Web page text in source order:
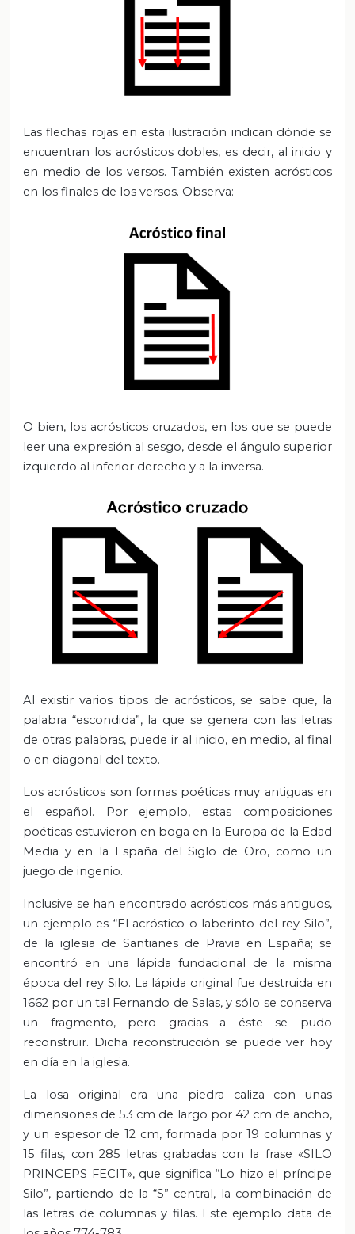
Las flechas rojas en esta ilustración indican dónde se
encuentran los acrósticos dobles, es decir, al inicio y
en medio de los versos. También existen acrósticos
en los finales de los versos. Observa:
O bien, los acrósticos cruzados, en los que se puede
leer una expresión al sesgo, desde el ángulo superior
izquierdo al inferior derecho y a la inversa.
Al existir varios tipos de acrósticos, se sabe que, la
palabra “escondida”, la que se genera con las letras
de otras palabras, puede ir al inicio, en medio, al final
o en diagonal del texto.
Los acrósticos son formas poéticas muy antiguas en
el español. Por ejemplo, estas composiciones
poéticas estuvieron en boga en la Europa de la Edad
Media y en la España del Siglo de Oro, como un
juego de ingenio.
Inclusive se han encontrado acrósticos más antiguos,
un ejemplo es “El acróstico o laberinto del rey Silo”,
de la iglesia de Santianes de Pravia en España; se
encontró en una lápida fundacional de la misma
época del rey Silo. La lápida original fue destruida en
1662 por un tal Fernando de Salas, y sólo se conserva
un fragmento, pero gracias a éste se pudo
reconstruir. Dicha reconstrucción se puede ver hoy
en día en la iglesia.
La losa original era una piedra caliza con unas
dimensiones de 53 cm de largo por 42 cm de ancho,
y un espesor de 12 cm, formada por 19 columnas y
15 filas, con 285 letras grabadas con la frase «SILO
PRINCEPS FECIT», que significa “Lo hizo el príncipe
Silo”, partiendo de la “S” central, la combinación de
las letras de columnas y filas. Este ejemplo data de